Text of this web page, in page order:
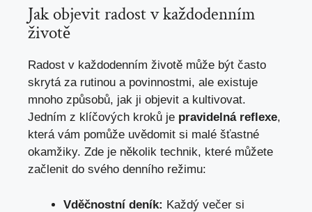
Jak objevit radost v každodenním
životě
Radost v každodenním životě může být často
skrytá za rutinou a povinnostmi, ale existuje
mnoho způsobů, jak ji objevit a kultivovat.
Jedním z klíčových kroků je pravidelná reflexe,
která vám pomůže uvědomit si malé šťastné
okamžiky. Zde je několik technik, které můžete
začlenit do svého denního režimu:
Vděčnostní deník: Každý večer si